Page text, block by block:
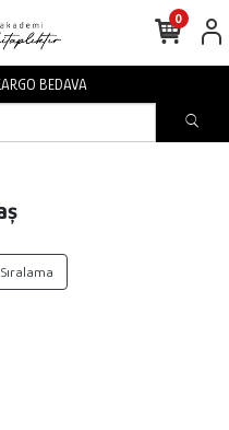
BEDAVA
0
Sıralama